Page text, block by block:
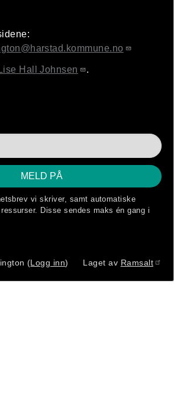
Lise Hall Johnsen .
vi skriver, samt automatiske
Disse sendes maks én gang i
(Logg inn) Laget av Ramsalt